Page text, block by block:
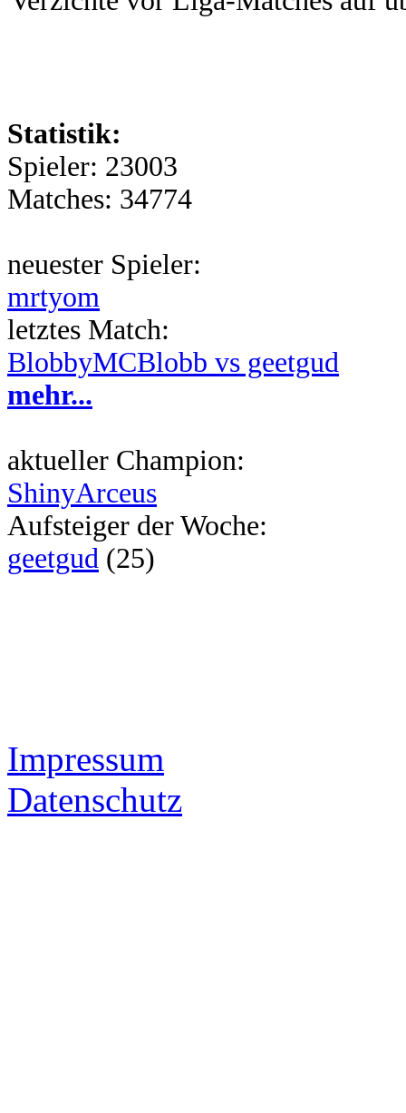
Statistik:
Spieler: 23003
Matches: 34774
neuester Spieler:
mrtyom
letztes Match:
BlobbyMCBlobb vs geetgud
mehr...
aktueller Champion:
ShinyArceus
Aufsteiger der Woche:
geetgud (25)
Impressum
Datenschutz